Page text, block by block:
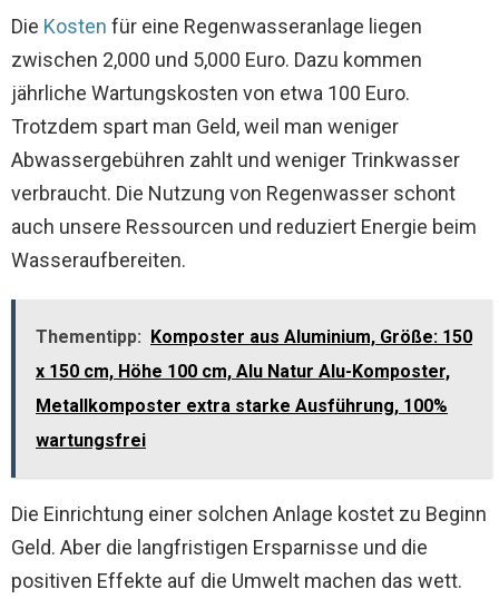
Die Kosten für eine Regenwasseranlage liegen
zwischen 2,000 und 5,000 Euro. Dazu kommen
jährliche Wartungskosten von etwa 100 Euro.
Trotzdem spart man Geld, weil man weniger
Abwassergebühren zahlt und weniger Trinkwasser
verbraucht. Die Nutzung von Regenwasser schont
auch unsere Ressourcen und reduziert Energie beim
Wasseraufbereiten.
Thementipp: Komposter aus Aluminium, Größe: 150
x 150 cm, Höhe 100 cm, Alu Natur Alu-Komposter,
Metallkomposter extra starke Ausführung, 100%
wartungsfrei
Die Einrichtung einer solchen Anlage kostet zu Beginn
Geld. Aber die langfristigen Ersparnisse und die
positiven Effekte auf die Umwelt machen das wett.